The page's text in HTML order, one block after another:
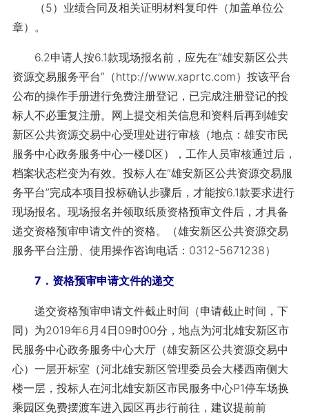
（5）业绩合同及相关证明材料复印件（加盖单位公
章）。
6.2申请人按6.1款现场报名前，应先在“雄安新区公共
资源交易服务平台”（http://www.xaprtc.com）按该平台
公布的操作手册进行免费注册登记，已完成注册登记的投
标人不必重复注册。网上提交相关信息和资料后再到雄安
新区公共资源交易中心受理处进行审核（地点：雄安市民
服务中心政务服务中心一楼D区），工作人员审核通过后，
档案状态栏变为有效。投标人在“雄安新区公共资源交易服
务平台”完成本项目投标确认步骤后，才能按6.1款要求进行
现场报名。现场报名并领取纸质资格预审文件后，才具备
递交资格预审申请文件的资格。（雄安新区公共资源交易
服务平台注册、使用操作咨询电话：0312-5671238）
7．资格预审申请文件的递交
递交资格预审申请文件截止时间（申请截止时间，下
同）为2019年6月4日09时00分，地点为河北雄安新区市
民服务中心政务服务中心大厅（雄安新区公共资源交易中
心）一层开标室（河北雄安新区管理委员会大楼西南侧大
楼一层，投标人在河北雄安新区市民服务中心P1停车场换
乘园区免费摆渡车进入园区再步行前往，建议提前前